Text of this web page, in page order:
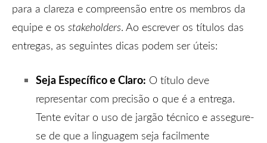
para a clareza e compreensão entre os membros da
equipe e os stakeholders. Ao escrever os títulos das
entregas, as seguintes dicas podem ser úteis:
Seja Específico e Claro: O título deve
representar com precisão o que é a entrega.
Tente evitar o uso de jargão técnico e assegure-
se de que a linguagem seja facilmente